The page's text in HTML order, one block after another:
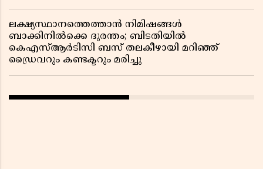
ലക്ഷ്യസ്ഥാനത്തെത്താൻ നിമിഷങ്ങൾ
ബാക്കിനിൽക്കെ ദുരന്തം; ബിടതിയിൽ
കെഎസ്ആർടിസി ബസ് തലകീഴായി മറിഞ്ഞ്
ഡ്രൈവറും കണ്ടക്ടറും മരിച്ചു